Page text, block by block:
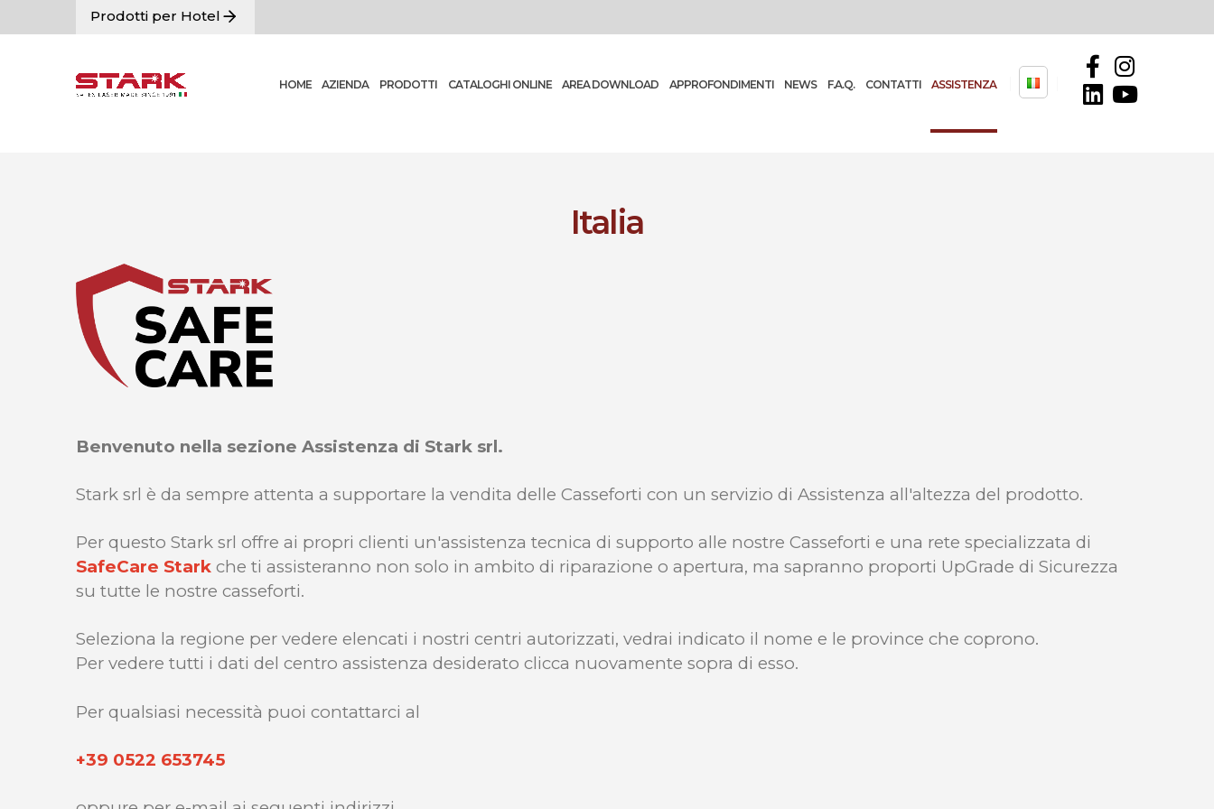
Prodotti per Hotel
HOME AZIENDA PRODOTTI CATALOGHI ONLINE AREA DOWNLOAD APPROFONDIMENTI NEWS F.A.Q. CONTATTI ASSISTENZA
Italia
Benvenuto nella sezione Assistenza di Stark srl.
Stark srl è da sempre attenta a supportare la vendita delle Casseforti con un servizio di Assistenza all'altezza del prodotto.
Per questo Stark srl offre ai propri clienti un'assistenza tecnica di supporto alle nostre Casseforti e una rete specializzata di
SafeCare Stark che ti assisteranno non solo in ambito di riparazione o apertura, ma sapranno proporti UpGrade di Sicurezza
su tutte le nostre casseforti.
Seleziona la regione per vedere elencati i nostri centri autorizzati, vedrai indicato il nome e le province che coprono.
Per vedere tutti i dati del centro assistenza desiderato clicca nuovamente sopra di esso.
Per qualsiasi necessità puoi contattarci al
+39 0522 653745